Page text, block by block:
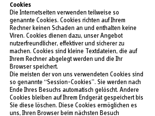
Cookies
Die Internetseiten verwenden teilweise so
genannte Cookies. Cookies richten auf Ihrem
Rechner keinen Schaden an und enthalten keine
Viren. Cookies dienen dazu, unser Angebot
nutzerfreundlicher, effektiver und sicherer zu
machen. Cookies sind kleine Textdateien, die auf
Ihrem Rechner abgelegt werden und die Ihr
Browser speichert.
Die meisten der von uns verwendeten Cookies sind
so genannte “Session-Cookies”. Sie werden nach
Ende Ihres Besuchs automatisch gelöscht. Andere
Cookies bleiben auf Ihrem Endgerät gespeichert bis
Sie diese löschen. Diese Cookies ermöglichen es
uns, Ihren Browser beim nächsten Besuch